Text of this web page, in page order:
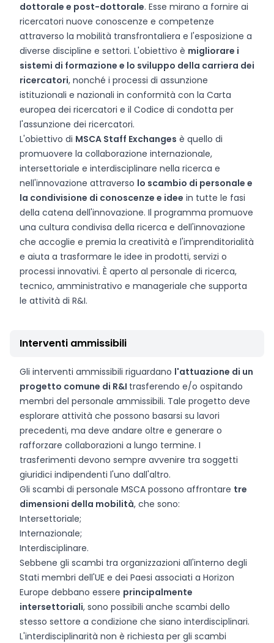
dottorale e post-dottorale. Esse mirano a fornire ai
ricercatori nuove conoscenze e competenze
attraverso la mobilità transfrontaliera e l'esposizione a
diverse discipline e settori. L'obiettivo è migliorare i
sistemi di formazione e lo sviluppo della carriera dei
ricercatori, nonché i processi di assunzione
istituzionali e nazionali in conformità con la Carta
europea dei ricercatori e il Codice di condotta per
l'assunzione dei ricercatori.
L'obiettivo di MSCA Staff Exchanges è quello di
promuovere la collaborazione internazionale,
intersettoriale e interdisciplinare nella ricerca e
nell'innovazione attraverso lo scambio di personale e
la condivisione di conoscenze e idee in tutte le fasi
della catena dell'innovazione. Il programma promuove
una cultura condivisa della ricerca e dell'innovazione
che accoglie e premia la creatività e l'imprenditorialità
e aiuta a trasformare le idee in prodotti, servizi o
processi innovativi. È aperto al personale di ricerca,
tecnico, amministrativo e manageriale che supporta
le attività di R&I.
Interventi ammissibili
Gli interventi ammissibili riguardano l'attuazione di un
progetto comune di R&I trasferendo e/o ospitando
membri del personale ammissibili. Tale progetto deve
esplorare attività che possono basarsi su lavori
precedenti, ma deve andare oltre e generare o
rafforzare collaborazioni a lungo termine. I
trasferimenti devono sempre avvenire tra soggetti
giuridici indipendenti l'uno dall'altro.
Gli scambi di personale MSCA possono affrontare tre
dimensioni della mobilità, che sono:
Intersettoriale;
Internazionale;
Interdisciplinare.
Sebbene gli scambi tra organizzazioni all'interno degli
Stati membri dell'UE e dei Paesi associati a Horizon
Europe debbano essere principalmente
intersettoriali, sono possibili anche scambi dello
stesso settore a condizione che siano interdisciplinari.
L'interdisciplinarità non è richiesta per gli scambi